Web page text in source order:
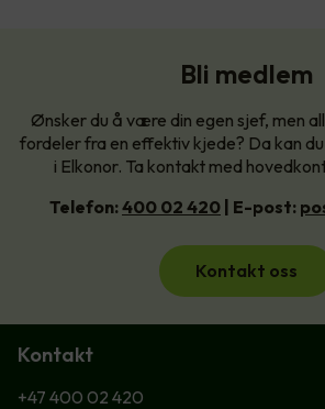
Bli medlem
Ønsker du å være din egen sjef, men
fordeler fra en effektiv kjede? Da kan
i Elkonor. Ta kontakt med
Telefon:400 02 420 | E-post:
Kontakt oss
Kontakt
+47 400 02 420